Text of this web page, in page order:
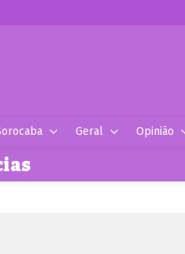
Geral Opinião